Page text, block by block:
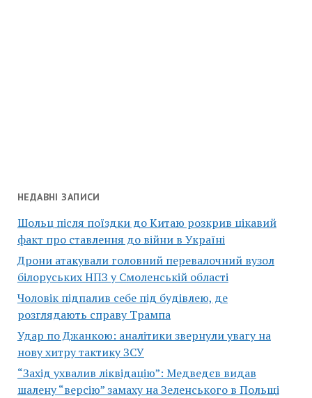
НЕДАВНІ ЗАПИСИ
Шольц після поїздки до Китаю розкрив цікавий
факт про ставлення до війни в Україні
Дрони атакували головний перевалочний вузол
білоруських НПЗ у Смоленській області
Чоловік підпалив себе під будівлею, де
розглядають справу Трампа
Удар по Джанкою: аналітики звернули увагу на
нову хитру тактику ЗСУ
“Захід ухвалив ліквідацію”: Медведєв видав
шалену “версію” замаху на Зеленського в Польщі